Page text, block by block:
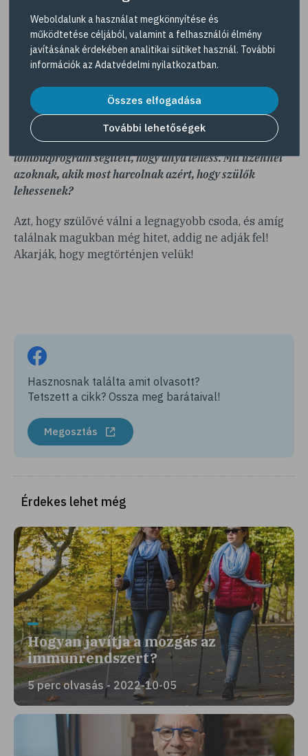
nálunk, hogy mindent meg kell kóstolni. Ha most nem
ízlik a brokkoli, próbálkozunk fél év múlva is. És bár
esetükben még nem kell odafigyelni a testsúly-
kontrollra, nincs otthon olyan étel, amit nem
Annak idején nyíltan beszéltél arról, hogy a
lombikprogram segített, hogy anya lehess. Mit üzennél
azoknak, akik most harcolnak azért, hogy szülők
lehessenek?
Azt, hogy szülővé válni a legnagyobb csoda, és amíg
találnak magukban még hitet, addig ne adják fel!
Akarják, hogy megtörténjen velük!
Hasznosnak találta amit olvasott?
Tetszett a cikk? Ossza meg barátaival!
Megosztás
Érdekes lehet még
Hogyan javítja a mozgás az
immunrendszert?
5 perc olvasás - 2022-10-05
Weboldalunk a használat megkönnyítése és
működtetése céljából, valamint a felhasználói élmény
javításának érdekében analitikai sütiket használ. További
információk az Adatvédelmi nyilatkozatban.
Összes elfogadása
További lehetőségek